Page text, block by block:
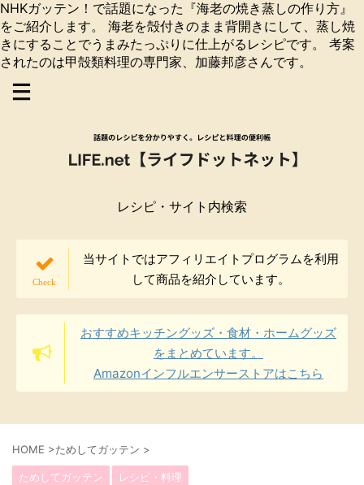
NHKガッテン！で話題になった『海老の焼き蒸しの作り方』
をご紹介します。 海老を殻付きのまま背開きにして、蒸し焼
きにすることでうまみたっぷりに仕上がるレシピです。 考案
されたのは甲殻類料理の専門家、加藤邦彦さんです。
レシピ・サイト内検索
当サイトではアフィリエイトプログラムを利用
して商品を紹介しています。
おすすめキッチングッズ・食材・ホームグッズ
をまとめています。
Amazonインフルエンサーストアはこちら
HOME >ためしてガッテン >
ためしてガッテン レシピ・料理